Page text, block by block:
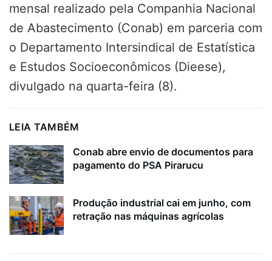
mensal realizado pela Companhia Nacional
de Abastecimento (Conab) em parceria com
o Departamento Intersindical de Estatística
e Estudos Socioeconômicos (Dieese),
divulgado na quarta-feira (8).
LEIA TAMBÉM
Conab abre envio de documentos para
pagamento do PSA Pirarucu
Produção industrial cai em junho, com
retração nas máquinas agrícolas